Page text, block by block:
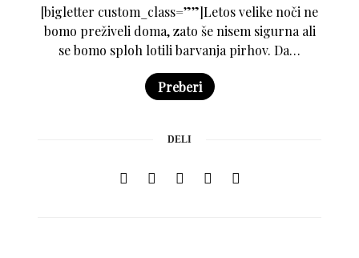
[bigletter custom_class=””]Letos velike noči ne
bomo preživeli doma, zato še nisem sigurna ali
se bomo sploh lotili barvanja pirhov. Da…
Preberi
DELI